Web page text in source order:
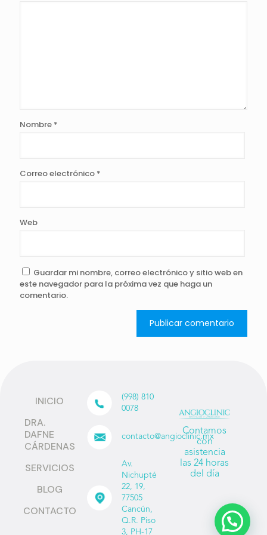
Nombre *
Correo electrónico *
Web
Guardar mi nombre, correo electrónico y sitio web en
este navegador para la próxima vez que haga un
comentario.
INICIO
DRA.
DAFNE
CÁRDENAS
SERVICIOS
BLOG
CONTACTO
Contamos
con
asistencia
las 24 horas
del día
(998) 810
0078
contacto@angioclinic.mx
Av.
Nichupté
22, 19,
77505
Cancún,
Q.R. Piso
3, PH-17